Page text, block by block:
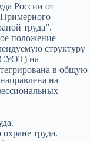
России от
труда”.
положение
структуру
на
в общую
на
труда.